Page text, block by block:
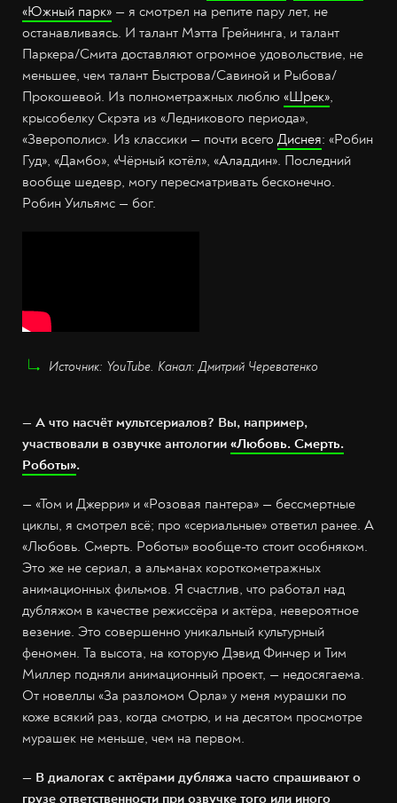
«Южный парк» — я смотрел на репите пару лет, не
останавливаясь. И талант Мэтта Грейнинга, и талант
Паркера/Смита доставляют огромное удовольствие, не
меньшее, чем талант Быстрова/Савиной и Рыбова/
Прокошевой. Из полнометражных люблю «Шрек»,
крысобелку Скрэта из «Ледникового периода»,
«Зверополис». Из классики — почти всего Диснея: «Робин
Гуд», «Дамбо», «Чёрный котёл», «Аладдин». Последний
вообще шедевр, могу пересматривать бесконечно.
Робин Уильямс — бог.
Источник: YouTube. Канал: Дмитрий Череватенко
— А что насчёт мультсериалов? Вы, например,
участвовали в озвучке антологии «Любовь. Смерть.
Роботы».
— «Том и Джерри» и «Розовая пантера» — бессмертные
циклы, я смотрел всё; про «сериальные» ответил ранее. А
«Любовь. Смерть. Роботы» вообще-то стоит особняком.
Это же не сериал, а альманах короткометражных
анимационных фильмов. Я счастлив, что работал над
дубляжом в качестве режиссёра и актёра, невероятное
везение. Это совершенно уникальный культурный
феномен. Та высота, на которую Дэвид Финчер и Тим
Миллер подняли анимационный проект, — недосягаема.
От новеллы «За разломом Орла» у меня мурашки по
коже всякий раз, когда смотрю, и на десятом просмотре
мурашек не меньше, чем на первом.
— В диалогах с актёрами дубляжа часто спрашивают о
грузе ответственности при озвучке того или иного